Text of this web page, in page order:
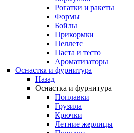
Рогатки и ракеты
Формы
Бойлы
Прикормки
Пеллетс
Паста и тесто
Ароматизаторы
Оснастка и фурнитура
Назад
Оснастка и фурнитура
Поплавки
Грузила
Крючки
Летние жерлицы